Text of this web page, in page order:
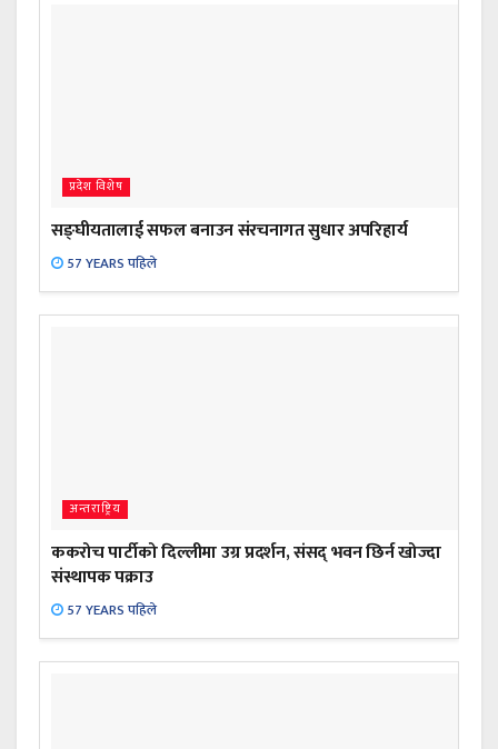
प्रदेश विशेष
सङ्घीयतालाई सफल बनाउन संरचनागत सुधार अपरिहार्य
57 YEARS पहिले
अन्तराष्ट्रिय
ककरोच पार्टीको दिल्लीमा उग्र प्रदर्शन, संसद् भवन छिर्न खोज्दा
संस्थापक पक्राउ
57 YEARS पहिले